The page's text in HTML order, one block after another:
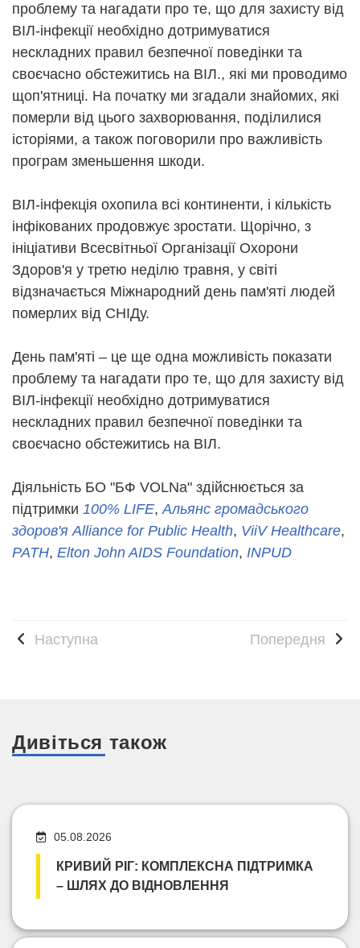
проблему та нагадати про те, що для захисту від
ВІЛ-інфекції необхідно дотримуватися
нескладних правил безпечної поведінки та
своєчасно обстежитись на ВІЛ., які ми проводимо
щоп'ятниці. На початку ми згадали знайомих, які
померли від цього захворювання, поділилися
історіями, а також поговорили про важливість
програм зменьшення шкоди.
ВІЛ-інфекція охопила всі континенти, і кількість
інфікованих продовжує зростати. Щорічно, з
ініціативи Всесвітньої Організації Охорони
Здоров'я у третю неділю травня, у світі
відзначається Міжнародний день пам'яті людей
померлих від СНІДу.
День пам'яті – це ще одна можливість показати
проблему та нагадати про те, що для захисту від
ВІЛ-інфекції необхідно дотримуватися
нескладних правил безпечної поведінки та
своєчасно обстежитись на ВІЛ.
Діяльність БО "БФ VOLNa" здійснюється за
підтримки 100% LIFE,Альянс громадського
здоров'я Alliance for Public Health, ViiV Healthcare,
PATH, Elton John AIDS Foundation, INPUD
Наступна Попередня
Дивіться також
05.08.2026
КРИВИЙ РІГ: КОМПЛЕКСНА ПІДТРИМКА
– ШЛЯХ ДО ВІДНОВЛЕННЯ